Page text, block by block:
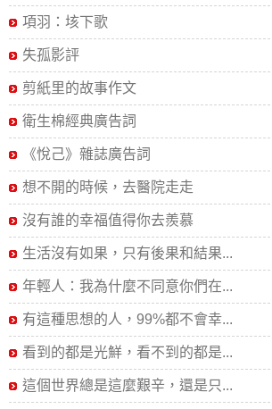
項羽：垓下歌
失孤影評
剪紙里的故事作文
衛生棉經典廣告詞
《悅己》雜誌廣告詞
想不開的時候，去醫院走走
沒有誰的幸福值得你去羨慕
生活沒有如果，只有後果和結果...
年輕人：我為什麼不同意你們在...
有這種思想的人，99%都不會幸...
看到的都是光鮮，看不到的都是...
這個世界總是這麼艱辛，還是只...